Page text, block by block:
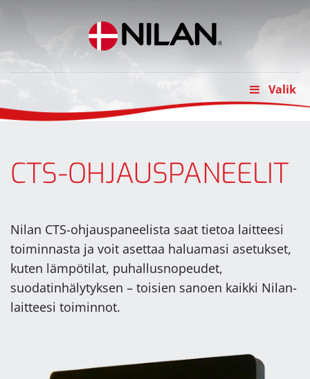
Valik
CTS-OHJAUSPANEELIT
Nilan CTS-ohjauspaneelista saat tietoa laitteesi
toiminnasta ja voit asettaa haluamasi asetukset,
kuten lämpötilat, puhallusnopeudet,
suodatinhälytyksen – toisien sanoen kaikki Nilan-
laitteesi toiminnot.